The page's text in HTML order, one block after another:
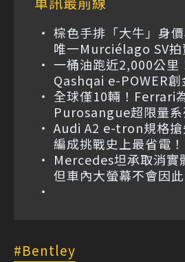
棕色手排「大牛」身
唯一Murciélago SV拍
一桶油跑近2,000公里
Qashqai e-POWER
全球僅10輛！Ferrari
Purosangue超限量系
Audi A2 e-tron規格搶
編成挑戰史上最省電！
Mercedes坦承取消
但車內大螢幕不會因
Bentley